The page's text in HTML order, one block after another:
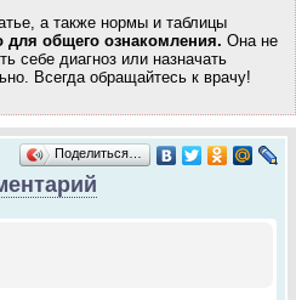
а также нормы и таблицы
для общего ознакомления. Она не
себе диагноз или назначать
Всегда обращайтесь к врачу!
Поделиться…